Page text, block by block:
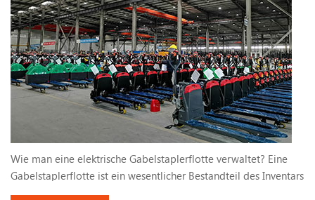
Wie man eine elektrische Gabelstaplerflotte verwaltet? Eine
Gabelstaplerflotte ist ein wesentlicher Bestandteil des Inventars
an Vermögenswerten eines Unternehmens, insbesondere